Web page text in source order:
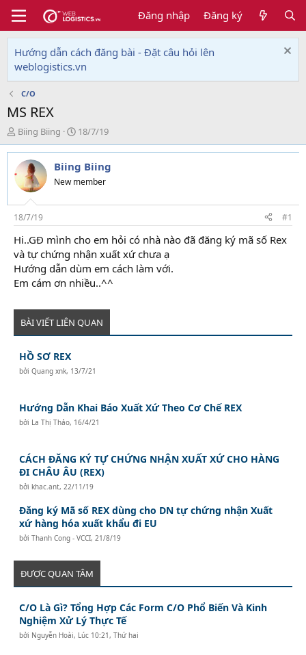
Đăng nhập Đăng ký
Hướng dẫn cách đăng bài - Đặt câu hỏi lên
weblogistics.vn
C/O
MS REX
T
h
r
e
d
s
t
a
r
t
e
r
Biing Biing
N
g
à
y
g
i
18/7/19
Biing Biing
New member
18/7/19 #1
Hi..GĐ mình cho em hỏi có nhà nào đã đăng ký mã số Rex
và tự chứng nhận xuất xứ chưa ạ
Hướng dẫn dùm em cách làm với.
Em cám ơn nhiều..^^
BÀI VIẾT LIÊN QUAN
HỒ SƠ REX
bởiQuang xnk, 13/7/21
Hướng Dẫn Khai Báo Xuất Xứ Theo Cơ Chế REX
bởi La Thị Thảo, 16/4/21
CÁCH ĐĂNG KÝ TỰ CHỨNG NHẬN XUẤT XỨ CHO HÀNG
ĐI CHÂU ÂU (REX)
bởikhac.ant, 22/11/19
Đăng ký Mã số REX dùng cho DN tự chứng nhận Xuất
xứ hàng hóa xuất khẩu đi EU
bởiThanh Cong - VCCI, 21/8/19
ĐƯỢC QUAN TÂM
C/O Là Gì? Tổng Hợp Các Form C/O Phổ Biến Và Kinh
Nghiệm Xử Lý Thực Tế
bởi Nguyễn Hoài, Lúc 10:21, Thứ hai